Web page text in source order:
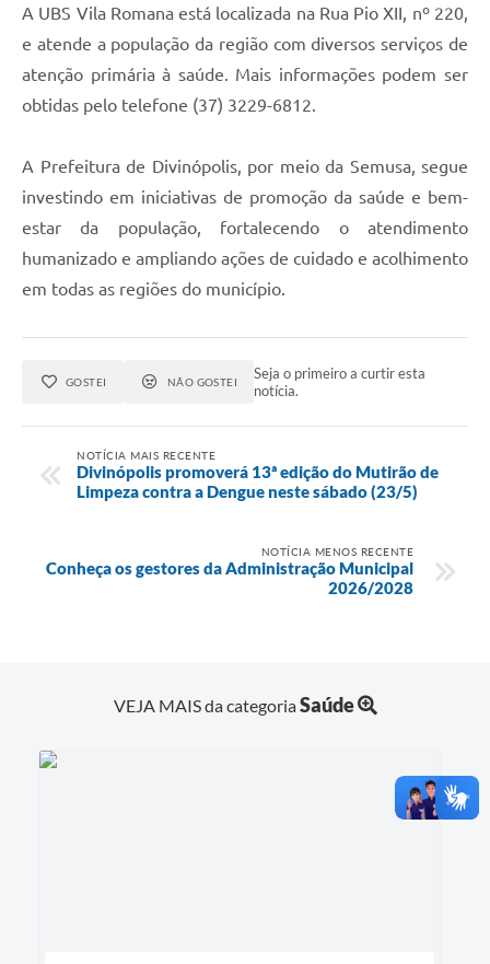
A UBS Vila Romana está localizada na Rua Pio XII, nº 220,
e atende a população da região com diversos serviços de
atenção primária à saúde. Mais informações podem ser
obtidas pelo telefone (37) 3229-6812.
A Prefeitura de Divinópolis, por meio da Semusa, segue
investindo em iniciativas de promoção da saúde e bem-
estar da população, fortalecendo o atendimento
humanizado e ampliando ações de cuidado e acolhimento
em todas as regiões do município.
GOSTEI NÃO GOSTEI
Seja o primeiro a curtir esta
notícia.
NOTÍCIA MAIS RECENTE
Divinópolis promoverá 13ª edição do Mutirão de
Limpeza contra a Dengue neste sábado (23/5)
NOTÍCIA MENOS RECENTE
Conheça os gestores da Administração Municipal
2026/2028
VEJA MAIS da categoriaSaúde